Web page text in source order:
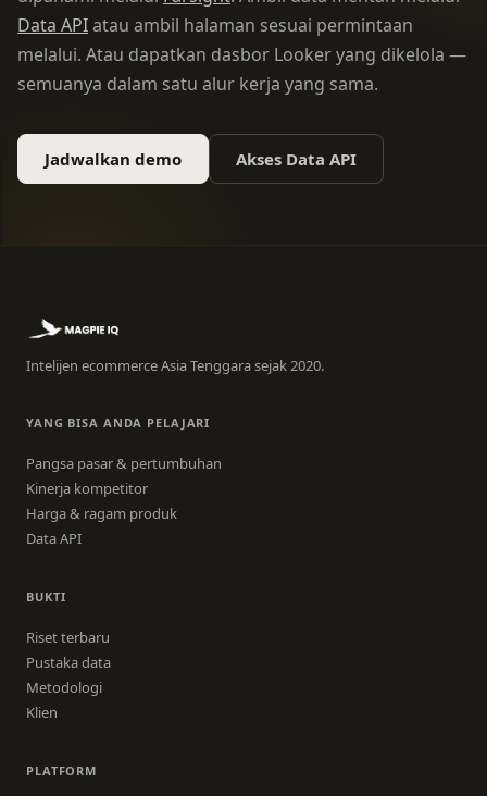
Data APIatau ambil halaman sesuai permintaan
melalui. Atau dapatkan dasbor Looker yang dikelola —
semuanya dalam satu alur kerja yang sama.
Jadwalkan demo Akses Data API
Intelijen ecommerce Asia Tenggara sejak 2020.
YANG BISA ANDA PELAJARI
Pangsa pasar & pertumbuhan
Kinerja kompetitor
Harga & ragam produk
Data API
BUKTI
Riset terbaru
Pustaka data
Metodologi
Klien
PLATFORM